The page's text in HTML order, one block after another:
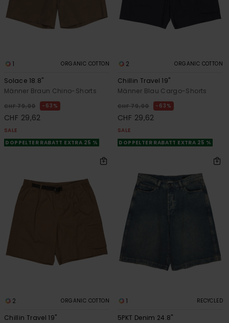
1 ORGANIC COTTON
Solace 18.8"
Männer Braun Chino-Shorts
CHF 79,00 63%
CHF 29,62
SALE
DOPPELTER RABATT EXTRA 25 %
2 ORGANIC COTTON
Chillin Travel 19"
Männer Blau Cargo-Shorts
CHF 79,00 63%
CHF 29,62
SALE
DOPPELTER RABATT EXTRA 25 %
2 ORGANIC COTTON
Chillin Travel 19"
1 RECYCLED
5PKT Denim 24.8"